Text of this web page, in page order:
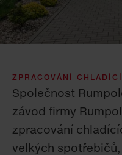
ZPRACOVÁNÍ
Společnost
závod firmy
zpracování
velkých